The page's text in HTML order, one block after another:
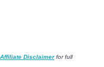
Affiliate Disclaimerfor full